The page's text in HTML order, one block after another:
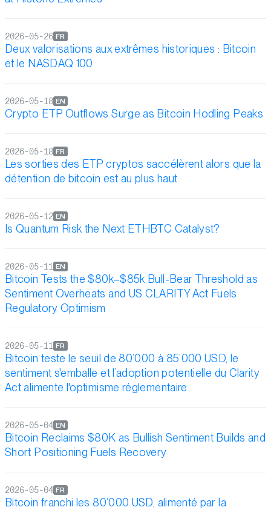
Deux valorisations aux extrêmes historiques : Bitcoin
et le NASDAQ 100
FR
2026-05-26
Crypto ETP Outflows Surge as Bitcoin Hodling Peaks
EN
2026-05-18
Les sorties des ETP cryptos saccélèrent alors que la
détention de bitcoin est au plus haut
FR
2026-05-18
Is Quantum Risk the Next ETHBTC Catalyst?
EN
2026-05-12
Bitcoin Tests the $80k–$85k Bull-Bear Threshold as
Sentiment Overheats and US CLARITY Act Fuels
Regulatory Optimism
EN
2026-05-11
Bitcoin teste le seuil de 80’000 à 85’000 USD, le
sentiment s'emballe et l’adoption potentielle du Clarity
Act alimente l'optimisme réglementaire
FR
2026-05-11
Bitcoin Reclaims $80K as Bullish Sentiment Builds and
Short Positioning Fuels Recovery
EN
2026-05-04
Bitcoin franchi les 80’000 USD, alimenté par la
FR
2026-05-04